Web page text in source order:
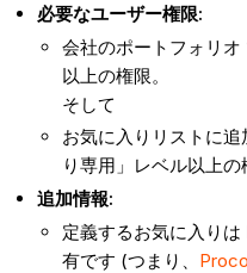
必要なユーザー権限:
会社のポートフォリ
以上の権限。
そして
お気に入りリストに
り専用」レベル以上の
追加情報:
定義するお気に入り
有です (つまり、